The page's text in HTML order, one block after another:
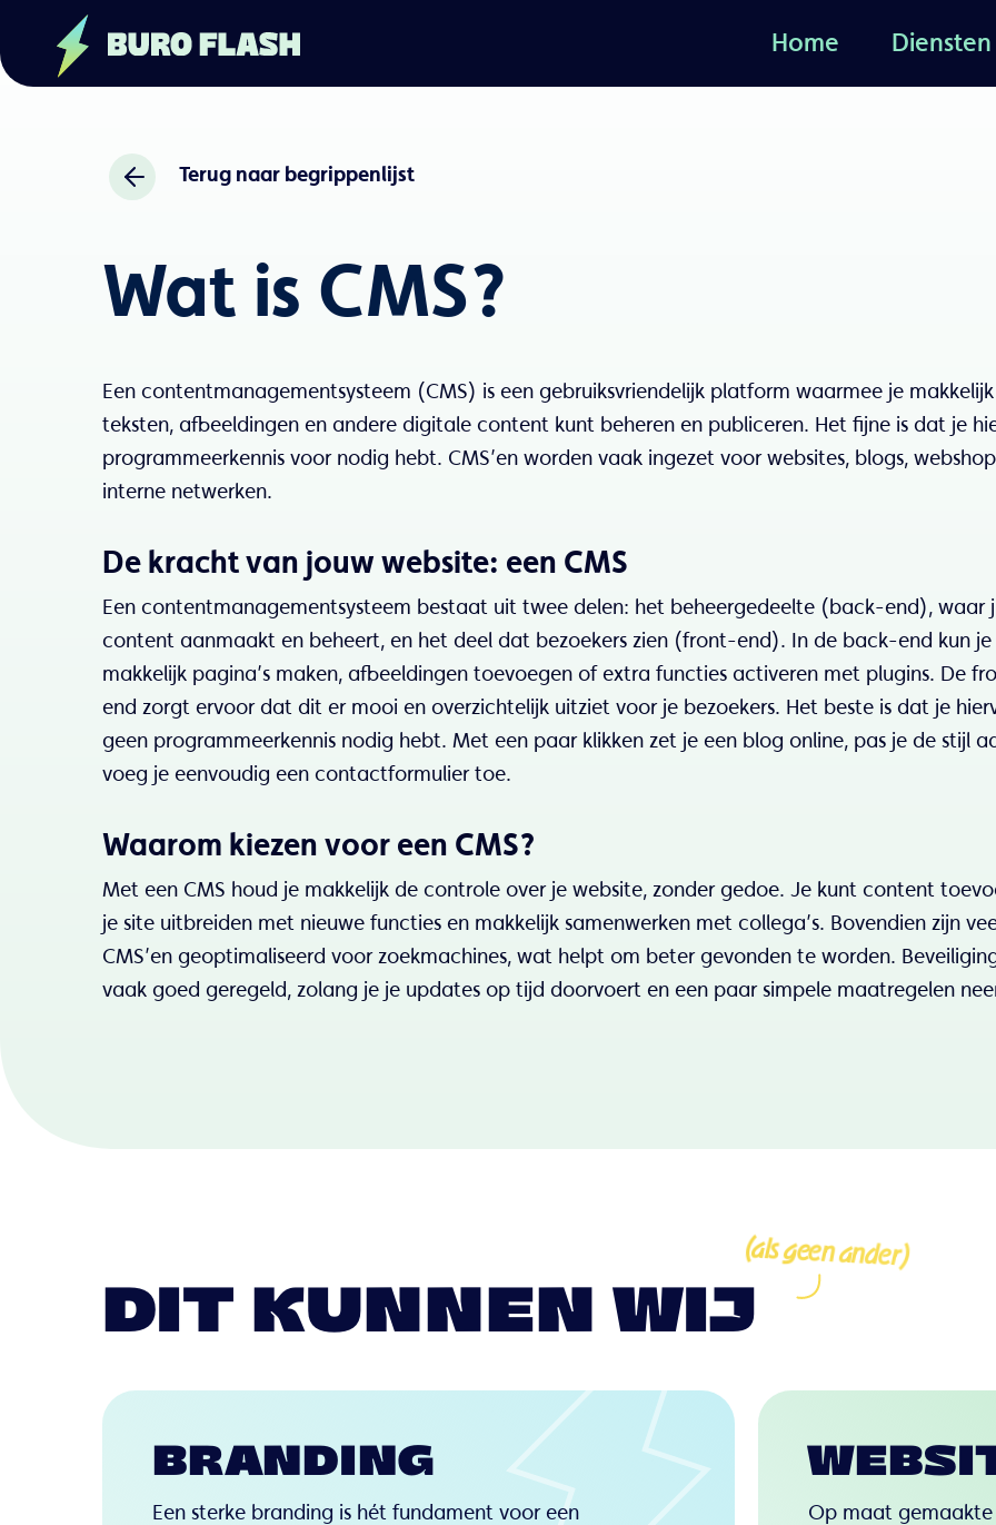
Home Diensten
Diensten
Terug naar begrippenlijst
Wat is CMS?
Een contentmanagementsysteem (CMS) is een gebruiksvriendelijk platform waarmee je makkelijk
teksten, afbeeldingen en andere digitale content kunt beheren en publiceren. Het fijne is dat je
programmeerkennis voor nodig hebt. CMS’en worden vaak ingezet voor websites, blogs,
interne netwerken.
De kracht van jouw website: een CMS
Een contentmanagementsysteem bestaat uit twee delen: het beheergedeelte (back-end), waar
content aanmaakt en beheert, en het deel dat bezoekers zien (front-end). In de back-end kun je
makkelijk pagina’s maken, afbeeldingen toevoegen of extra functies activeren met plugins. De
end zorgt ervoor dat dit er mooi en overzichtelijk uitziet voor je bezoekers. Het beste is dat je
geen programmeerkennis nodig hebt. Met een paar klikken zet je een blog online, pas je de stijl
voeg je eenvoudig een contactformulier toe.
Waarom kiezen voor een CMS?
Met een CMS houd je makkelijk de controle over je website, zonder gedoe. Je kunt content
je site uitbreiden met nieuwe functies en makkelijk samenwerken met collega’s. Bovendien zijn
CMS’en geoptimaliseerd voor zoekmachines, wat helpt om beter gevonden te worden.
vaak goed geregeld, zolang je je updates op tijd doorvoert en een paar simpele maatregelen
Op maat gemaakte
Een sterke branding is hét fundament voor een
BRANDING
(als geen ander)
DIT KUNNEN WIJ